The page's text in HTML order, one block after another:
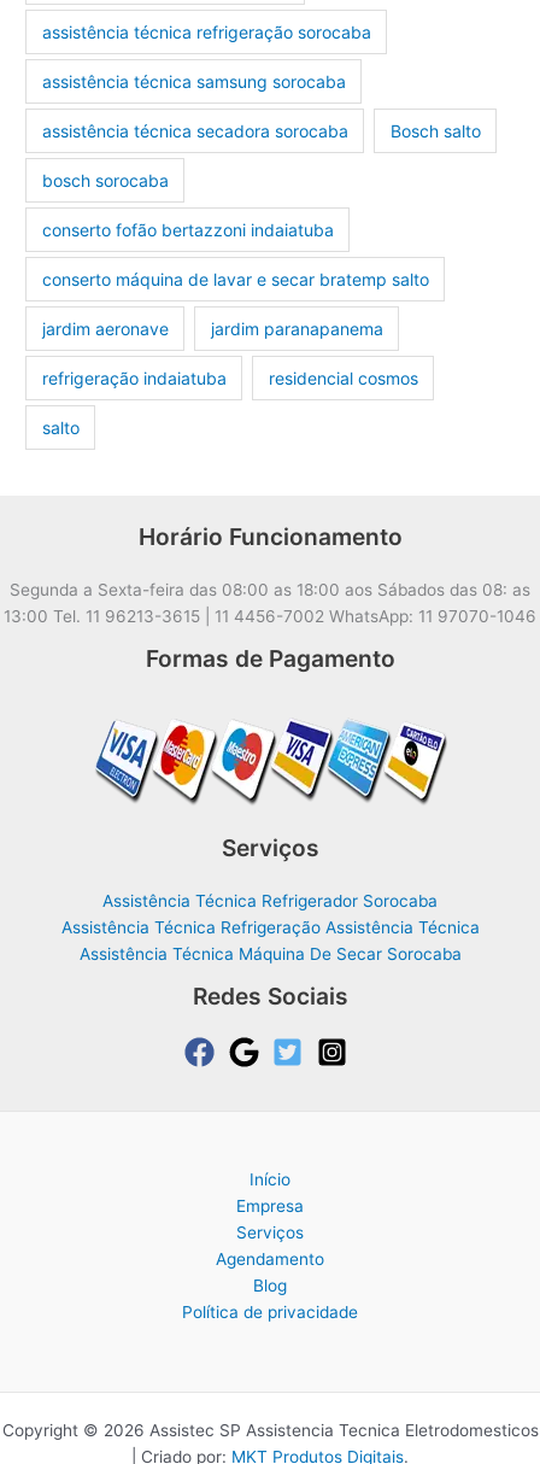
assistência técnica refrigeração sorocaba
assistência técnica samsung sorocaba
assistência técnica secadora sorocaba Bosch salto
bosch sorocaba
conserto fofão bertazzoni indaiatuba
conserto máquina de lavar e secar bratemp salto
jardim aeronave jardim paranapanema
refrigeração indaiatuba residencial cosmos
salto
Horário Funcionamento
Segunda a Sexta-feira das 08:00 as 18:00 aos Sábados das 08: as
13:00 Tel. 11 96213-3615 | 11 4456-7002 WhatsApp: 11 97070-1046
Formas de Pagamento
Serviços
Assistência Técnica Refrigerador Sorocaba
Assistência Técnica Refrigeração Assistência Técnica
Assistência Técnica Máquina De Secar Sorocaba
Redes Sociais
Início
Empresa
Serviços
Agendamento
Blog
Política de privacidade
Copyright © 2026 Assistec SP Assistencia Tecnica Eletrodomesticos
| Criado por: MKT Produtos Digitais.